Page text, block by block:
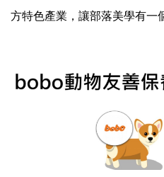
方特色產業，讓部落美學有一